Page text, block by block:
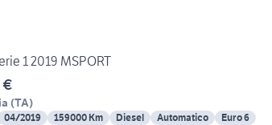
1 2019 MSPORT
€
(TA)
04/2019 159000 Km Diesel Automatico Euro 6